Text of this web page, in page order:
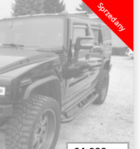
Sprzedany